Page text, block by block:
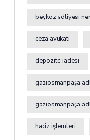
beykoz adliyesi
ceza avukatı
depozito iadesi
gaziosmanpaşa
gaziosmanpaşa
haciz işlemleri